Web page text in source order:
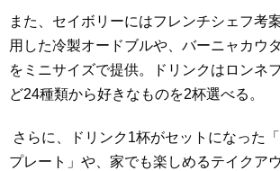
また、セイボリーにはフレンチシェフ考
用した冷製オードブルや、バーニャカウ
をミニサイズで提供。ドリンクはロンネ
ど24種類から好きなものを2杯選べる。
さらに、ドリンク1杯がセットになった
プレート」や、家でも楽しめるテイクア